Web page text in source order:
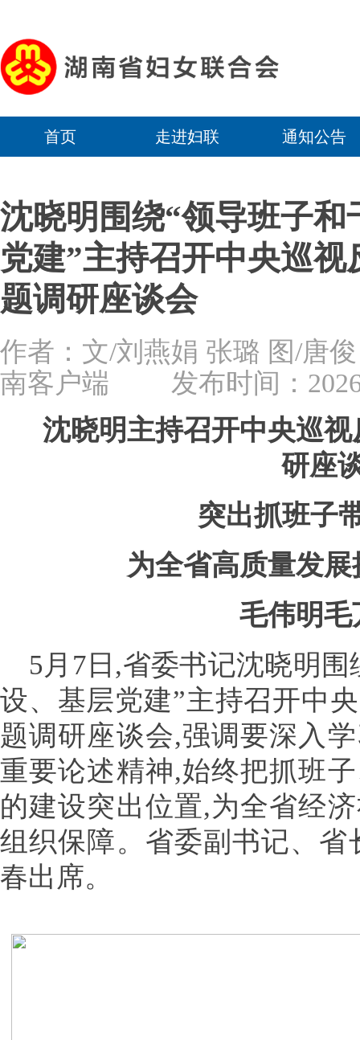
首页 走进妇联 通知公告
沈晓明围绕“领导班子
党建”主持召开中央巡
题调研座谈会
作者：文/刘燕娟 张璐 图/
南客户端 发布时间：
沈晓明主持召开中央巡
研座
突出抓班子
为全省高质量发
毛伟明
5月7日,省委书记沈晓明
设、基层党建”主持召开中
题调研座谈会,强调要深入
重要论述精神,始终把抓班
的建设突出位置,为全省经
组织保障。省委副书记、
春出席。